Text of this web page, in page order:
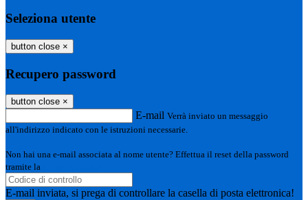
Seleziona utente
button close ×
Recupero password
button close ×
E-mail Verrà inviato un messaggio
all'indirizzo indicato con le istruzioni necessarie.
Non hai una e-mail associata al nome utente? Effettua il reset della password
tramite la
E-mail inviata, si prega di controllare la casella di posta elettronica!